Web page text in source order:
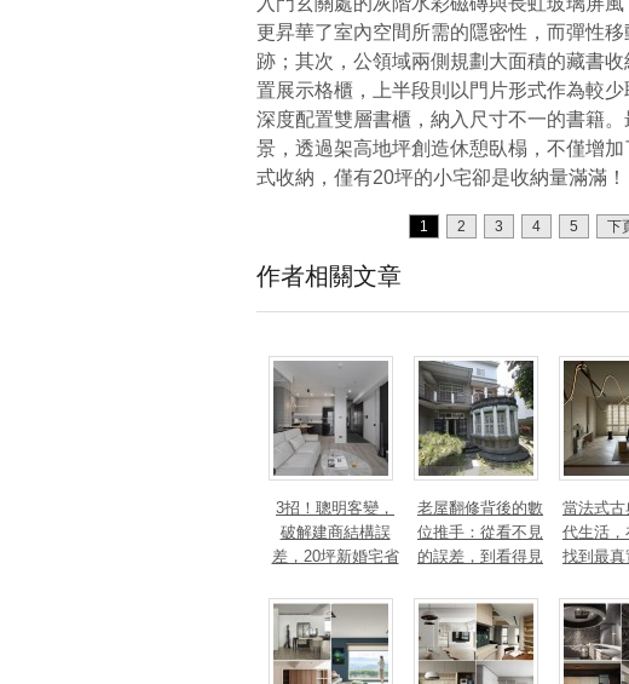
更昇華了室內空間所需的隱密性，而彈性
跡；其次，公領域兩側規劃大面積的藏書
置展示格櫃，上半段則以門片形式作為較
深度配置雙層書櫃，納入尺寸不一的書籍
景，透過架高地坪創造休憩臥榻，不僅增
式收納，僅有20坪的小宅卻是收納量滿滿！
1 2 3 4 5 下
作者相關文章
3招！聰明客變，
破解建商結構誤
差，20坪新婚宅省
錢
老屋翻修背後的數
位推手：從看不見
的誤差，到看得見
當法式
代生活，
找到最真